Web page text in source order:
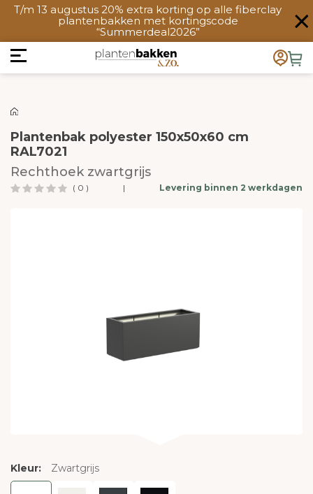
T/m 13 augustus 20% extra korting op alle fiberclay
plantenbakken met kortingscode
“Summerdeal2026”
Plantenbak polyester 150x50x60 cm
RAL7021
Rechthoek zwartgrijs
( 0 ) | Levering binnen 2 werkdagen
Kleur: Zwartgrijs